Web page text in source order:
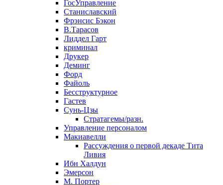
ГосУправление
Станиславский
Фрэнсис Бэкон
В.Тарасов
Лиддел Гарт
криминал
Друкер
Деминг
Форд
Файоль
Бесструктурное
Гастев
Сунь-Цзы
Стратагемы/разн.
Управление персоналом
Макиавелли
Рассуждения о первой декаде Тита
Ливия
Ибн Халдун
Эмерсон
М. Портер